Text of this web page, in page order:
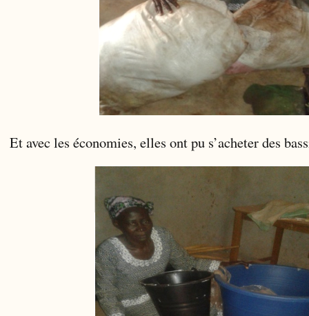
Et avec les économies, elles ont pu s’acheter des